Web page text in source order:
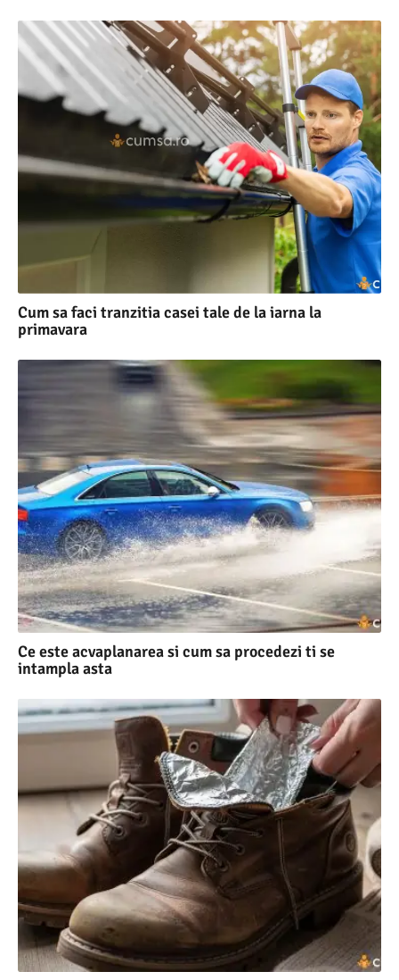
Cum sa faci tranzitia casei tale de la iarna la
primavara
Ce este acvaplanarea si cum sa procedezi ti se
intampla asta